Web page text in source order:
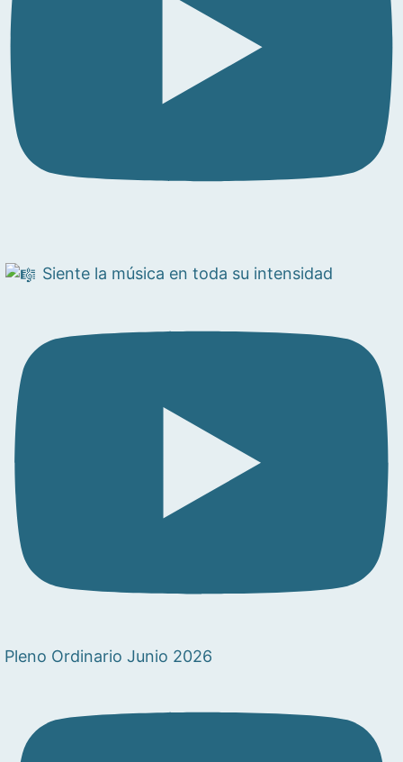
Siente la música en toda su intensidad
Pleno Ordinario Junio 2026